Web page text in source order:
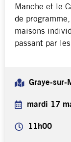
Manche et le
de
maisons
passant par
Graye-sur-
mardi 17
11h00